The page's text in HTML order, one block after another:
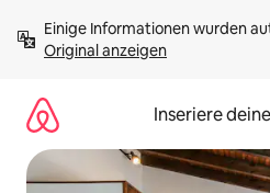
Inhalten
springenOriginal anzeigen
Inseriere